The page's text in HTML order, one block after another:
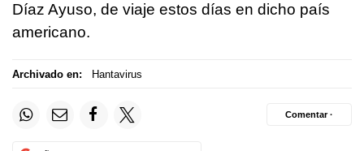
Díaz Ayuso, de viaje estos días en dicho país
americano.
Archivado en: Hantavirus
Comentar ·